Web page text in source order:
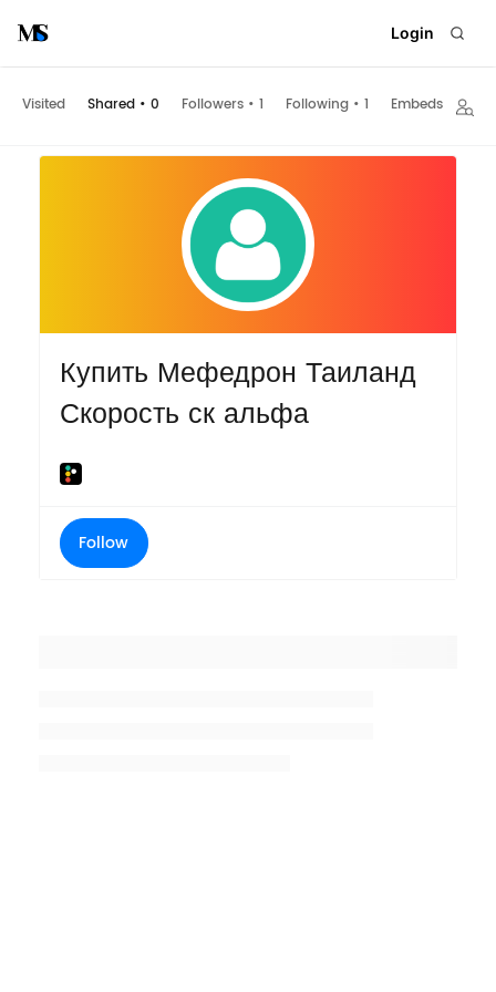
Login
Visited Shared • 0 Followers • 1 Following • 1 Embeds
Купить Мефедрон Таиланд
Скорость ск альфа
Follow